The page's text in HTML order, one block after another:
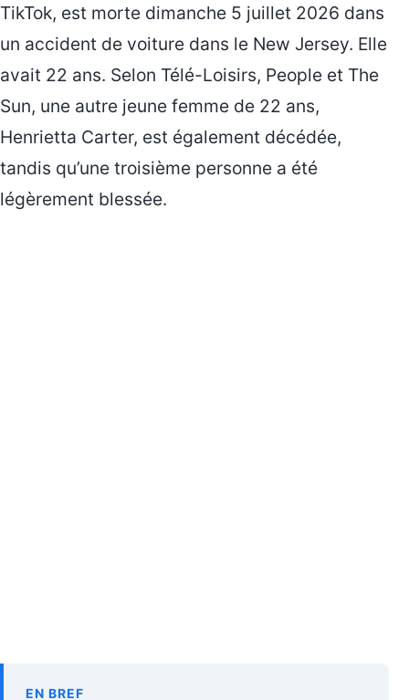
TikTok, est morte dimanche 5 juillet 2026 dans
un accident de voiture dans le New Jersey. Elle
avait 22 ans. Selon Télé-Loisirs, People et The
Sun, une autre jeune femme de 22 ans,
Henrietta Carter, est également décédée,
tandis qu’une troisième personne a été
légèrement blessée.
EN BREF